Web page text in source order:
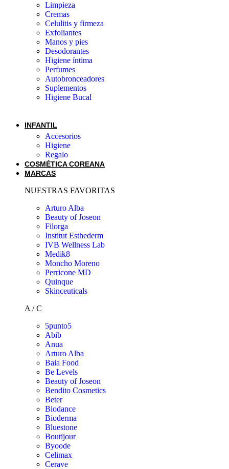
Limpieza
Cremas
Celulitis y firmeza
Exfoliantes
Manos y pies
Desodorantes
Higiene íntima
Perfumes
Autobronceadores
Suplementos
Higiene Bucal
INFANTIL
Accesorios
Higiene
Regalo
COSMÉTICA COREANA
MARCAS
NUESTRAS FAVORITAS
Arturo Alba
Beauty of Joseon
Filorga
Institut Esthederm
IVB Wellness Lab
Medik8
Moncho Moreno
Perricone MD
Quinque
Skinceuticals
A / C
5punto5
Abib
Anua
Arturo Alba
Baia Food
Be Levels
Beauty of Joseon
Bendito Cosmetics
Beter
Biodance
Bioderma
Bluestone
Boutijour
Byoode
Celimax
Cerave